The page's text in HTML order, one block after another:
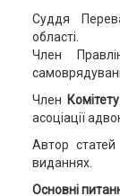
Суддя
області.
Член
Член
асоціації
Автор статей
виданнях.
Основні